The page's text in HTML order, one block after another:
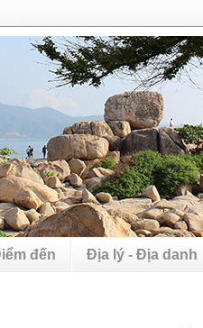
đến Địa lý - Địa danh